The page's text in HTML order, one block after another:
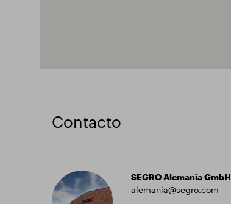
Contacto
SEGRO Alemania GmbH
alemania@segro.com